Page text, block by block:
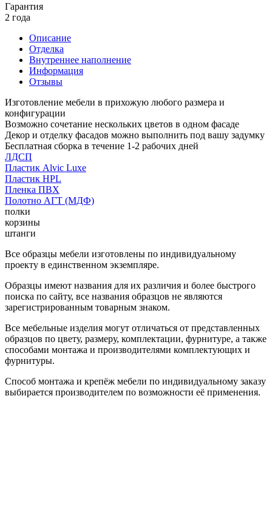
Гарантия
2 года
Описание
Отделка
Внутреннее наполнение
Информация
Отзывы
Изготовление мебели в прихожую любого размера и
конфигурации
Возможно сочетание нескольких цветов в одном фасаде
Декор и отделку фасадов можно выполнить под вашу задумку
Бесплатная сборка в течение 1-2 рабочих дней
ЛДСП
Пластик Alvic Luxe
Пластик HPL
Пленка ПВХ
Полотно АГТ (МДФ)
полки
корзины
штанги
Все образцы мебели изготовлены по индивидуальному
проекту в единственном экземпляре.
Образцы имеют названия для их различия и более быстрого
поиска по сайту, все названия образцов не являются
зарегистрированным товарным знаком.
Все мебельные изделия могут отличаться от представленных
образцов по цвету, размеру, комплектации, фурнитуре, а также
способами монтажа и производителями комплектующих и
фурнитуры.
Способ монтажа и крепёж мебели по индивидуальному заказу
выбирается производителем по возможности её применения.